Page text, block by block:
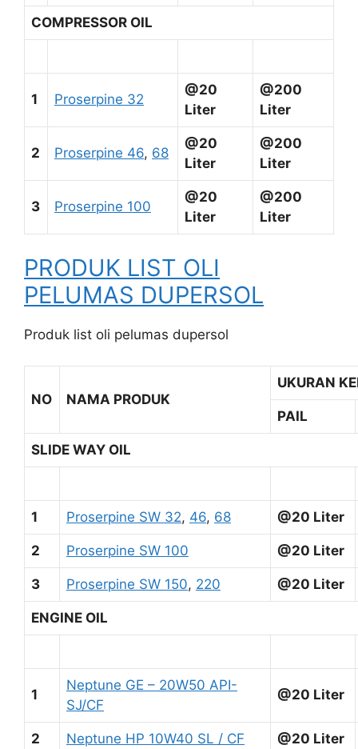
COMPRESSOR OIL
1 Proserpine 32
@20
Liter
@200
Liter
2 Proserpine 46, 68
@20
Liter
@200
Liter
3 Proserpine 100
@20
Liter
@200
Liter
PRODUK LIST OLI
PELUMAS DUPERSOL
Produk list oli pelumas dupersol
NO NAMA PRODUK
UKURAN
PAIL
SLIDE WAY OIL
1 Proserpine SW 32, 46, 68 @20 Liter
2 Proserpine SW 100 @20 Liter
3 Proserpine SW 150, 220 @20 Liter
ENGINE OIL
1
Neptune GE – 20W50 API-
SJ/CF
@20 Liter
2 Neptune HP 10W40 SL / CF @20 Liter